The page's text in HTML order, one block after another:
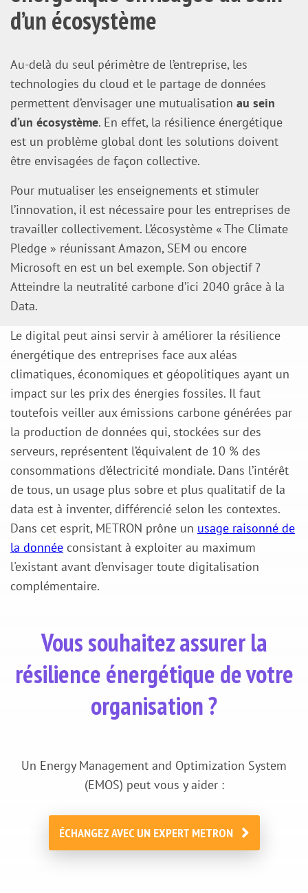
d’un écosystème
Au-delà du seul périmètre de l’entreprise, les
technologies du cloud et le partage de données
permettent d’envisager une mutualisation au sein
d’un écosystème. En effet, la résilience énergétique
est un problème global dont les solutions doivent
être envisagées de façon collective.
Pour mutualiser les enseignements et stimuler
l’innovation, il est nécessaire pour les entreprises de
travailler collectivement. L’écosystème « The Climate
Pledge » réunissant Amazon, SEM ou encore
Microsoft en est un bel exemple. Son objectif ?
Atteindre la neutralité carbone d’ici 2040 grâce à la
Data.
Le digital peut ainsi servir à améliorer la résilience
énergétique des entreprises face aux aléas
climatiques, économiques et géopolitiques ayant un
impact sur les prix des énergies fossiles. Il faut
toutefois veiller aux émissions carbone générées par
la production de données qui, stockées sur des
serveurs, représentent l’équivalent de 10 % des
consommations d’électricité mondiale. Dans l’intérêt
de tous, un usage plus sobre et plus qualitatif de la
data est à inventer, différencié selon les contextes.
Dans cet esprit, METRON prône un usage raisonné de
la donnée consistant à exploiter au maximum
l'existant avant d’envisager toute digitalisation
complémentaire.
Vous souhaitez assurer la
résilience énergétique de votre
organisation ?
Un Energy Management and Optimization System
(EMOS) peut vous y aider :
ÉCHANGEZ AVEC UN EXPERT METRON